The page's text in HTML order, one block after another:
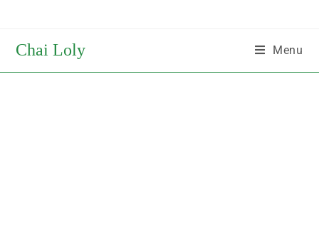
Chai Loly Menu